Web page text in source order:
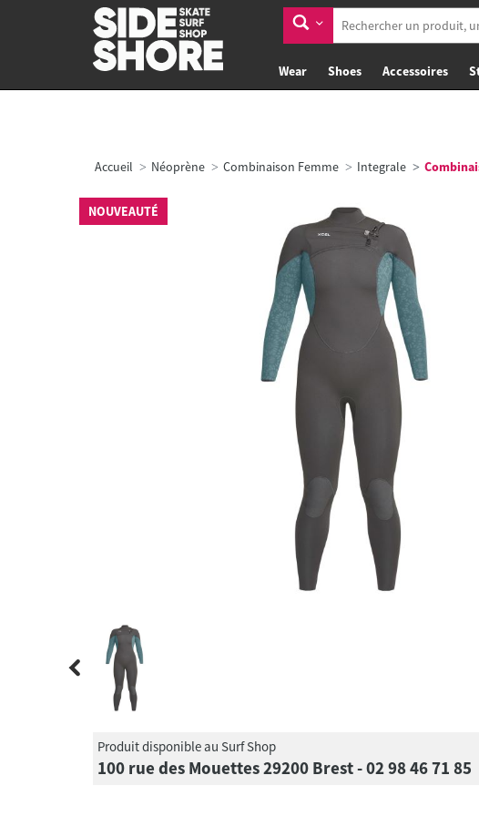
Wear Shoes Accessoires
Accueil Néoprène Combinaison Femme Integrale
NOUVEAUTÉ
Produit disponible au Surf Shop
100 rue des Mouettes 29200 Brest - 02 98 46 71 85